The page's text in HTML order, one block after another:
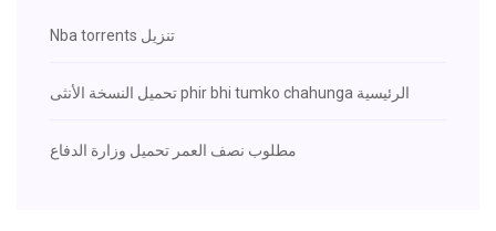
Nba torrents تنزيل
تحميل النسخة الأنثى phir bhi tumko chahunga الرئيسية
مطلوب نصف العمر تحميل وزارة الدفاع